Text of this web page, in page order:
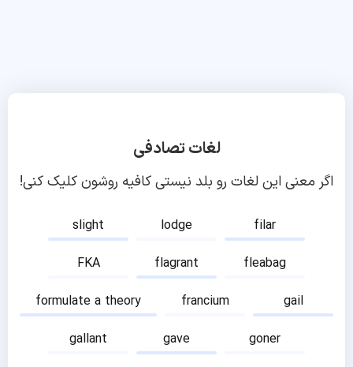
لغات تصادفی
اگر معنی این لغات رو بلد نیستی کافیه روشون کلیک کنی!
slight lodge
filar
FKA
flagrant
fleabag
formulate a theory
francium
gail
gallant
gave
goner